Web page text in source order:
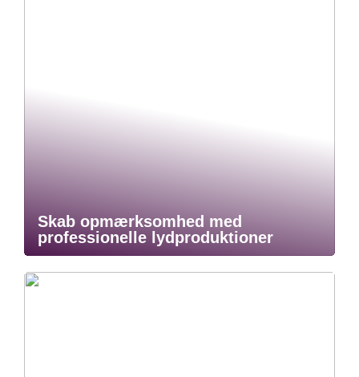
Skab opmærksomhed med
professionelle lydproduktioner